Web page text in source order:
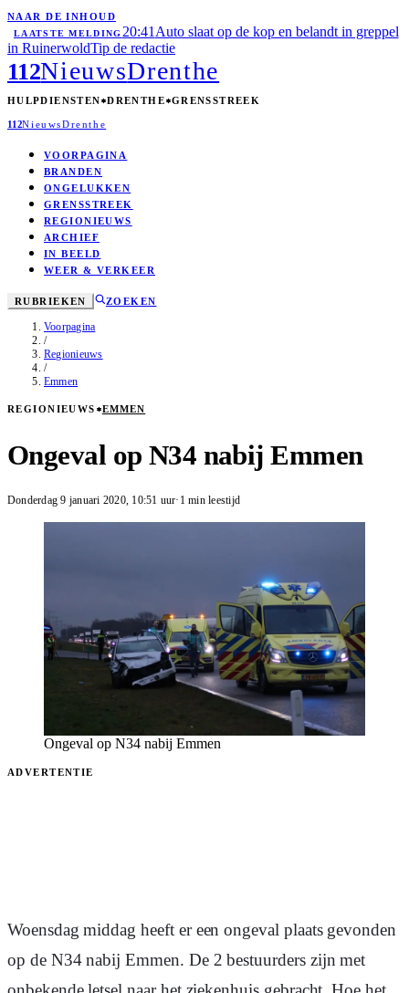
NAAR DE INHOUD
LAATSTE MELDING 20:41 Auto slaat op de kop en belandt in greppel
in RuinerwoldTip de redactie
112NieuwsDrenthe
HULPDIENSTEN DRENTHE GRENSSTREEK
112NieuwsDrenthe
VOORPAGINA
BRANDEN
ONGELUKKEN
GRENSSTREEK
REGIONIEUWS
ARCHIEF
IN BEELD
WEER & VERKEER
RUBRIEKEN ZOEKEN
Voorpagina
/
Regionieuws
/
Emmen
REGIONIEUWS EMMEN
Ongeval op N34 nabij Emmen
Donderdag 9 januari 2020, 10:51 uur· 1 min leestijd
Ongeval op N34 nabij Emmen
ADVERTENTIE
Woensdag middag heeft er een ongeval plaats gevonden
op de N34 nabij Emmen. De 2 bestuurders zijn met